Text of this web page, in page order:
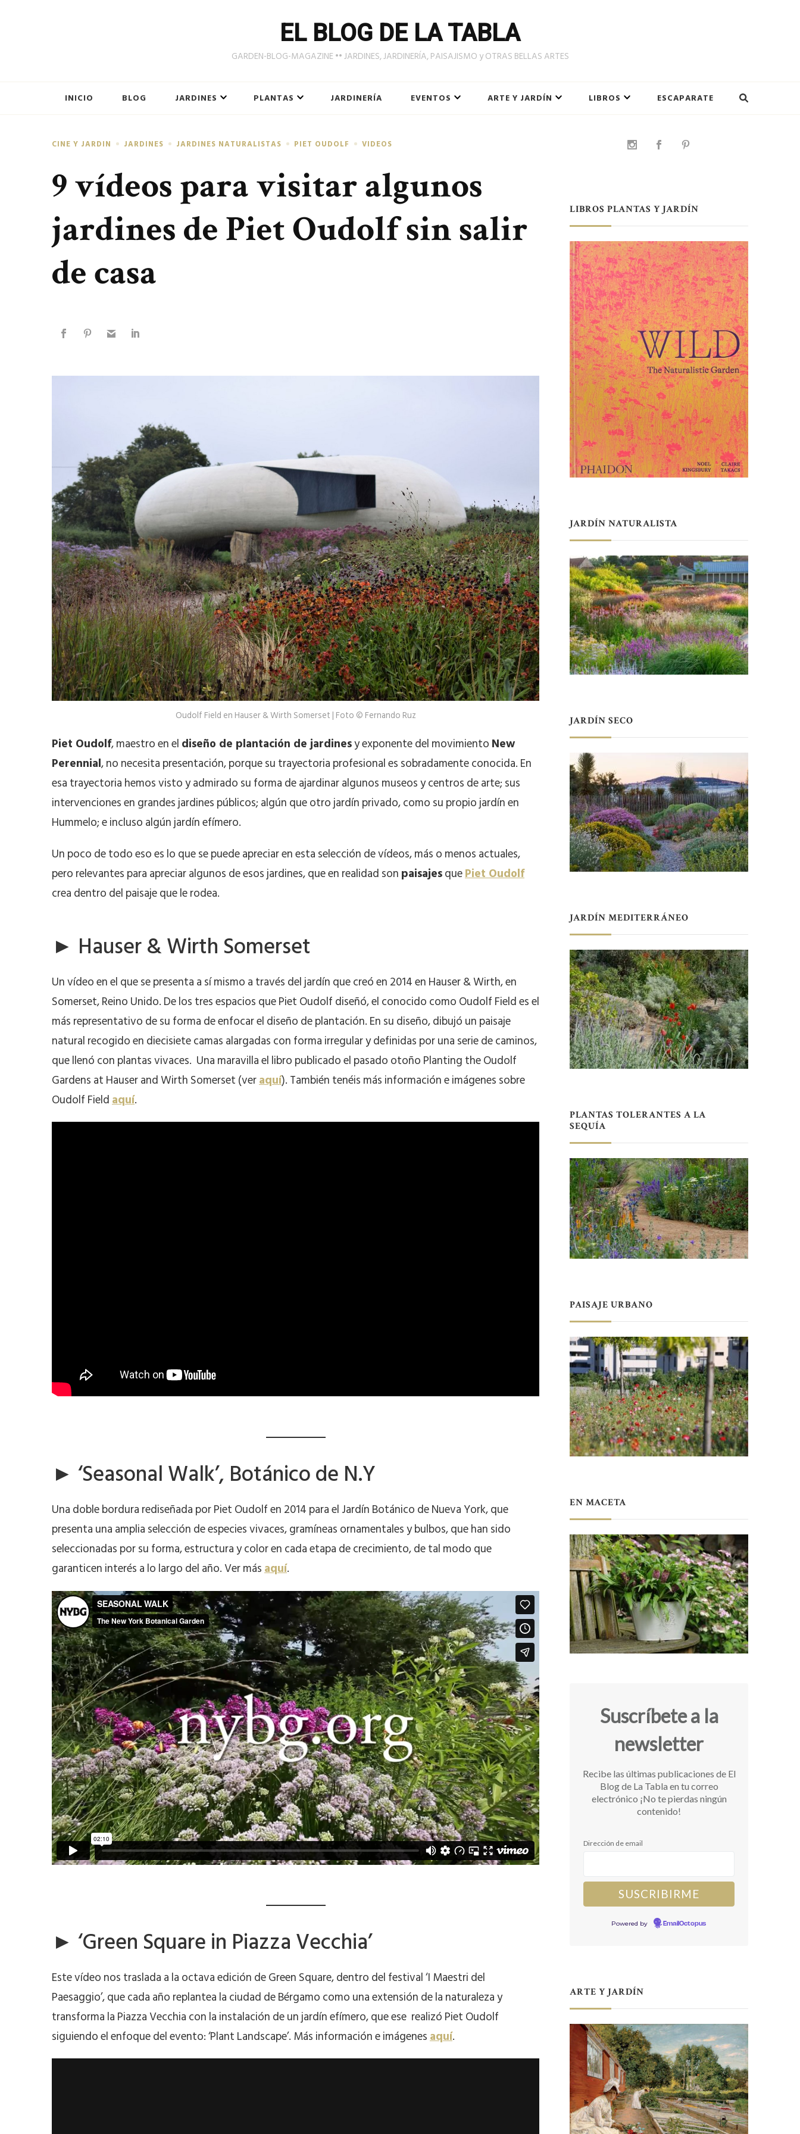
EL BLOG DE LA TABLA
GARDEN-BLOG-MAGAZINE •• JARDINES, JARDINERÍA, PAISAJISMO y OTRAS BELLAS ARTES
INICIO BLOG JARDINES PLANTAS JARDINERÍA EVENTOS ARTE Y JARDÍN LIBROS ESCAPARATE
CINE Y JARDIN JARDINES JARDINES NATURALISTAS PIET OUDOLF VIDEOS
9 vídeos para visitar algunos
jardines de Piet Oudolf sin salir
de casa
Oudolf Field en Hauser & Wirth Somerset | Foto © Fernando Ruz
Piet Oudolf, maestro en eldiseño de plantación de jardinesy exponente del movimientoNew
Perennial, no necesita presentación, porque su trayectoria profesional es sobradamente conocida. En
esa trayectoria hemos visto y admirado su forma de ajardinar algunos museos y centros de arte; sus
intervenciones en grandes jardines públicos; algún que otro jardín privado, como su propio jardín en
Hummelo; e incluso algún jardín efímero.
Un poco de todo eso es lo que se puede apreciar en esta selección de vídeos, más o menos actuales,
pero relevantes para apreciar algunos de esos jardines, que en realidad sonpaisajesquePiet Oudolf
crea dentro del paisaje que le rodea.
► Hauser & Wirth Somerset
Un vídeo en el que se presenta a sí mismo a través del jardín que creó en 2014 en Hauser & Wirth, en
Somerset, Reino Unido. De los tres espacios que Piet Oudolf diseñó, el conocido como Oudolf Field es el
más representativo de su forma de enfocar el diseño de plantación. En su diseño, dibujó un paisaje
natural recogido en diecisiete camas alargadas con forma irregular y definidas por una serie de caminos,
que llenó con plantas vivaces. Una maravilla el libro publicado el pasado otoño Planting the Oudolf
Gardens at Hauser and Wirth Somerset (veraquí). También tenéis más información e imágenes sobre
Oudolf Fieldaquí.
► ‘Seasonal Walk’, Botánico de N.Y
Una doble bordura rediseñada por Piet Oudolf en 2014 para el Jardín Botánico de Nueva York, que
presenta una amplia selección de especies vivaces, gramíneas ornamentales y bulbos, que han sido
seleccionadas por su forma, estructura y color en cada etapa de crecimiento, de tal modo que
garanticen interés a lo largo del año. Ver másaquí.
► ‘Green Square in Piazza Vecchia’
Este vídeo nos traslada a la octava edición de Green Square, dentro del festival ‘I Maestri del
Paesaggio’, que cada año replantea la ciudad de Bérgamo como una extensión de la naturaleza y
transforma la Piazza Vecchia con la instalación de un jardín efímero, que ese realizó Piet Oudolf
siguiendo el enfoque del evento: ‘Plant Landscape’. Más información e imágenesaquí.
LIBROS PLANTAS Y JARDÍN
JARDÍN NATURALISTA
JARDÍN SECO
JARDÍN MEDITERRÁNEO
PLANTAS TOLERANTES A LA
SEQUÍA
PAISAJE URBANO
EN MACETA
Suscríbete a la
newsletter
Recibe las últimas publicaciones de El
Blog de La Tabla en tu correo
electrónico ¡No te pierdas ningún
contenido!
Dirección de email
Powered by EmailOctopus
ARTE Y JARDÍN